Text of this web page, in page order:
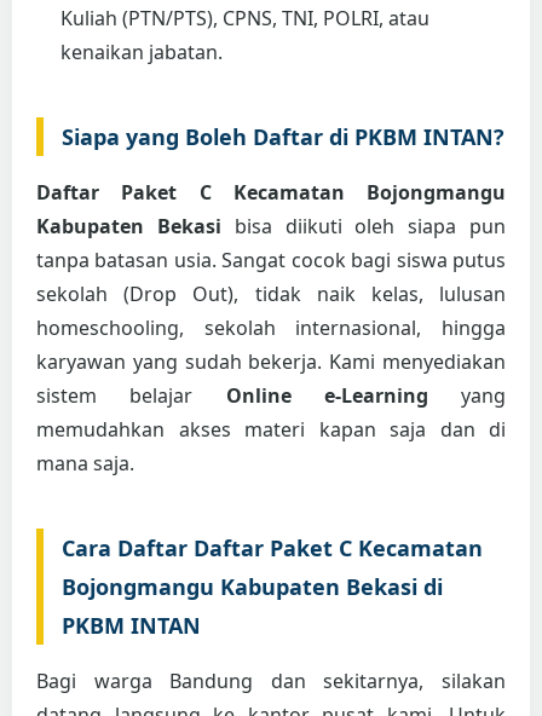
Kuliah (PTN/PTS), CPNS, TNI, POLRI, atau
kenaikan jabatan.
Siapa yang Boleh Daftar di PKBM INTAN?
Daftar Paket C Kecamatan Bojongmangu
Kabupaten Bekasi bisa diikuti oleh siapa pun
tanpa batasan usia. Sangat cocok bagi siswa putus
sekolah (Drop Out), tidak naik kelas, lulusan
homeschooling, sekolah internasional, hingga
karyawan yang sudah bekerja. Kami menyediakan
sistem belajar Online e-Learning yang
memudahkan akses materi kapan saja dan di
mana saja.
Cara Daftar Daftar Paket C Kecamatan
Bojongmangu Kabupaten Bekasi di
PKBM INTAN
Bagi warga Bandung dan sekitarnya, silakan